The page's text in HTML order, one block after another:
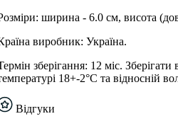
ширина - 6.0 см, висота
виробник: Україна.
зберігання: 12 міс.
18+-2°С та відносній
Відгуки